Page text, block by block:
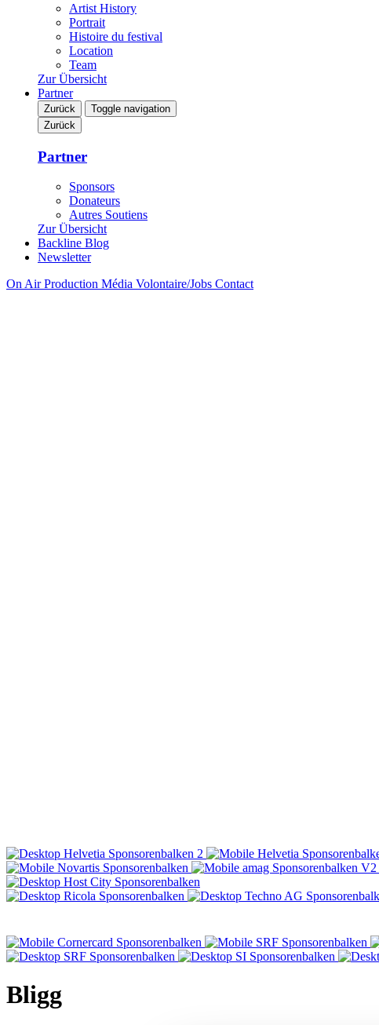
Artist History
Portrait
Histoire du festival
Location
Team
Zur Übersicht
Partner
Zurück
Toggle navigation
Zurück
Partner
Sponsors
Donateurs
Autres Soutiens
Zur Übersicht
Backline Blog
Newsletter
On AirProduction Média Volontaire/Jobs Contact
Bligg